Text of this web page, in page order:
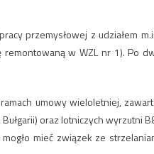
przemysłowej z udziałem
remontowaną w WZL nr 1). Po
umowy wieloletniej,
oraz lotniczych wyrzutni
mieć związek ze